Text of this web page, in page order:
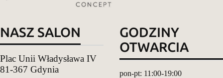
NASZ SALON
Plac Unii Władysława IV
81-367 Gdynia
GODZINY
OTWARCIA
pon-pt: 11:00-19:00